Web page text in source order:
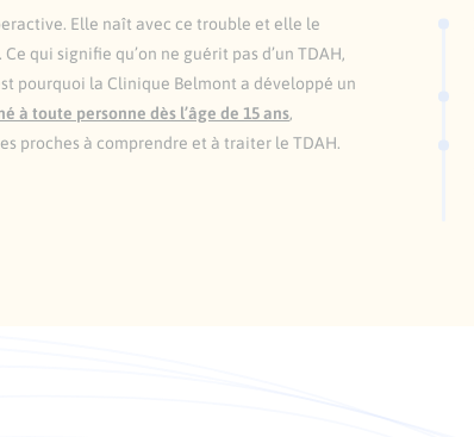
Elle naît avec ce trouble et elle le
qui signifie qu’on ne guérit pas d’un TDAH,
pourquoi la Clinique Belmont a développé un
à toute personne dès l’âge de 15 ans,
proches à comprendre et à traiter le TDAH.